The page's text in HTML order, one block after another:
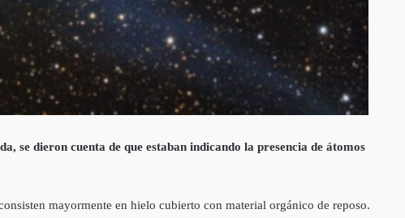
se dieron cuenta de que estaban indicando la presencia de átomos
mayormente en hielo cubierto con material orgánico de reposo.